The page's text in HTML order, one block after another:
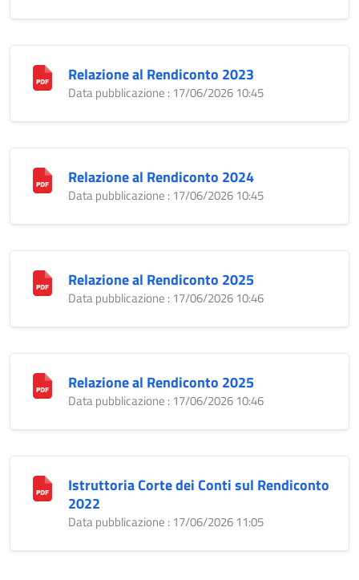
Relazione al Rendiconto 2023
Data pubblicazione : 17/06/2026 10:45
Relazione al Rendiconto 2024
Data pubblicazione : 17/06/2026 10:45
Relazione al Rendiconto 2025
Data pubblicazione : 17/06/2026 10:46
Relazione al Rendiconto 2025
Data pubblicazione : 17/06/2026 10:46
Istruttoria Corte dei Conti sul Rendiconto
2022
Data pubblicazione : 17/06/2026 11:05